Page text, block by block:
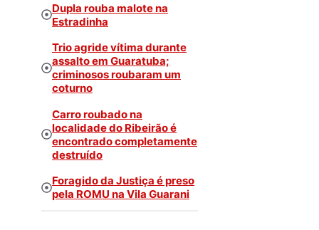
Dupla rouba malote na
Estradinha
Trio agride vítima durante
assalto em Guaratuba;
criminosos roubaram um
coturno
Carro roubado na
localidade do Ribeirão é
encontrado completamente
destruído
Foragido da Justiça é preso
pela ROMU na Vila Guarani